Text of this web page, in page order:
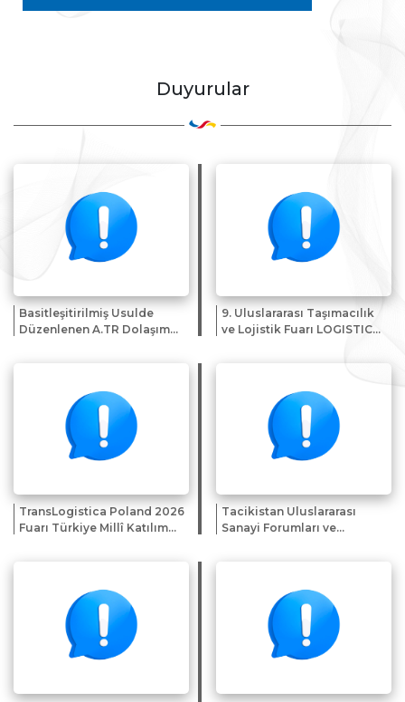
Duyurular
Basitleşitirilmiş Usulde
Düzenlenen A.TR Dolaşım
9. Uluslararası Taşımacılık
ve Lojistik Fuarı LOGISTICAL
TransLogistica Poland 2026
Fuarı Türkiye Millî Katılım
Tacikistan Uluslararası
Sanayi Forumları ve